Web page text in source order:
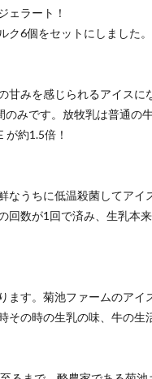
ェラート！
6個をセットにしました。
甘みを感じられるアイスに
みです。放牧乳は普通の
約1.5倍！
なうちに低温殺菌してアイ
回数が1回で済み、生乳本
ます。菊池ファームのアイ
その時の生乳の味、牛の生